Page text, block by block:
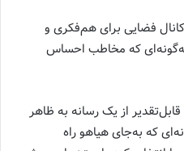
فضایی برای هم‌فکری و
که مخاطب احساس
از یک رسانه‌ به ظاهر
که به‌جای هیاهو راه